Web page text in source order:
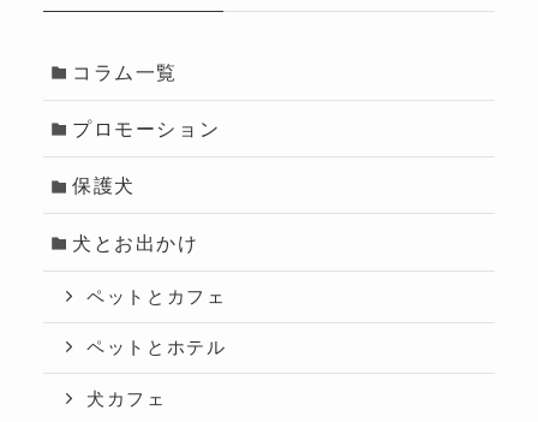
コラム一覧
プロモーション
保護犬
犬とお出かけ
ペットとカフェ
ペットとホテル
犬カフェ